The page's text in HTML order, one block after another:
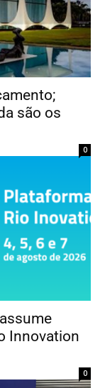
são os
0
Innovation
0